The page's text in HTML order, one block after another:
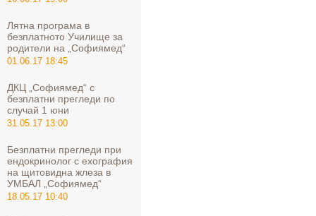
Лятна програма в
безплатното Училище за
родители на „Софиямед“
01.06.17 18:45
ДКЦ „Софиямед“ с
безплатни прегледи по
случай 1 юни
31.05.17 13:00
Безплатни прегледи при
ендокринолог с ехография
на щитовидна жлеза в
УМБАЛ „Софиямед“
18.05.17 10:40